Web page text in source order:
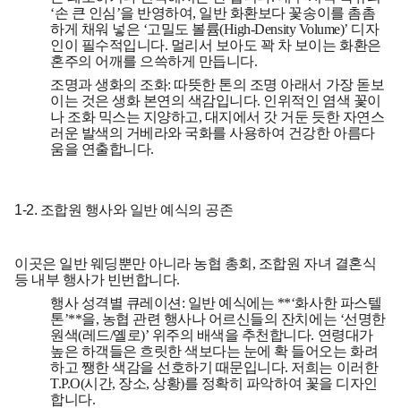
‘손 큰 인심’을 반영하여, 일반 화환보다 꽃송이를 촘촘
하게 채워 넣은 ‘고밀도 볼륨(High-Density Volume)’ 디자
인이 필수적입니다. 멀리서 보아도 꽉 차 보이는 화환은
혼주의 어깨를 으쓱하게 만듭니다.
조명과 생화의 조화: 따뜻한 톤의 조명 아래서 가장 돋보
이는 것은 생화 본연의 색감입니다. 인위적인 염색 꽃이
나 조화 믹스는 지양하고, 대지에서 갓 거둔 듯한 자연스
러운 발색의 거베라와 국화를 사용하여 건강한 아름다
움을 연출합니다.
1-2. 조합원 행사와 일반 예식의 공존
이곳은 일반 웨딩뿐만 아니라 농협 총회, 조합원 자녀 결혼식
등 내부 행사가 빈번합니다.
행사 성격별 큐레이션: 일반 예식에는 **‘화사한 파스텔
톤’**을, 농협 관련 행사나 어르신들의 잔치에는 ‘선명한
원색(레드/옐로)’ 위주의 배색을 추천합니다. 연령대가
높은 하객들은 흐릿한 색보다는 눈에 확 들어오는 화려
하고 쨍한 색감을 선호하기 때문입니다. 저희는 이러한
T.P.O(시간, 장소, 상황)를 정확히 파악하여 꽃을 디자인
합니다.